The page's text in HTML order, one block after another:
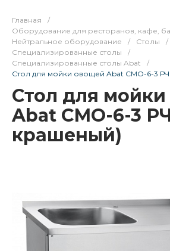
Главная
/
Оборудование для ресторанов, кафе,
Нейтральное оборудование
/ Столы
/
Специализированные столы
/
Специализированные столы Abat
/
Стол для мойки овощей Abat СМО-6-3
Стол для
Abat СМО-6-3
крашеный)